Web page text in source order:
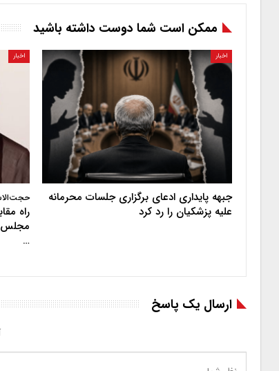
ممکن است شما دوست داشته باشید
اخبار
جبهه پایداری ادعای برگزاری جلسات محرمانه
علیه پزشکیان را رد کرد
اخبار
راه
مجلس
…
ارسال یک پاسخ